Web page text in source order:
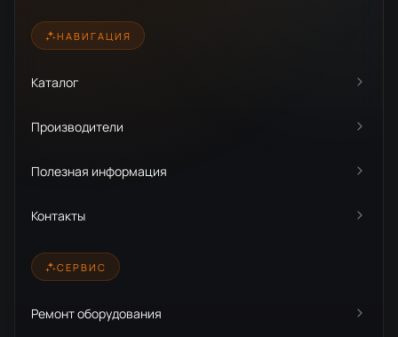
НАВИГАЦИЯ
Каталог
Производители
Полезная информация
Контакты
СЕРВИС
Ремонт оборудования